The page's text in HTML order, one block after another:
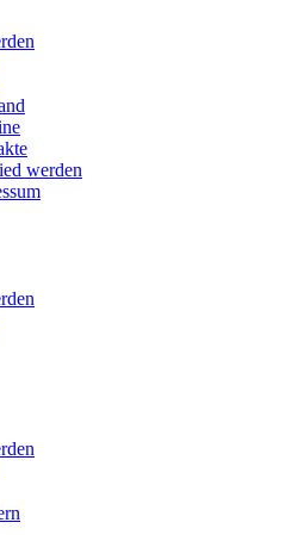
werden